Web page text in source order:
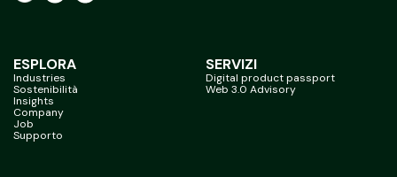
ESPLORA
Industries
Sostenibilità
Insights
Company
Job
Supporto
SERVIZI
Digital product passport
Web 3.0 Advisory